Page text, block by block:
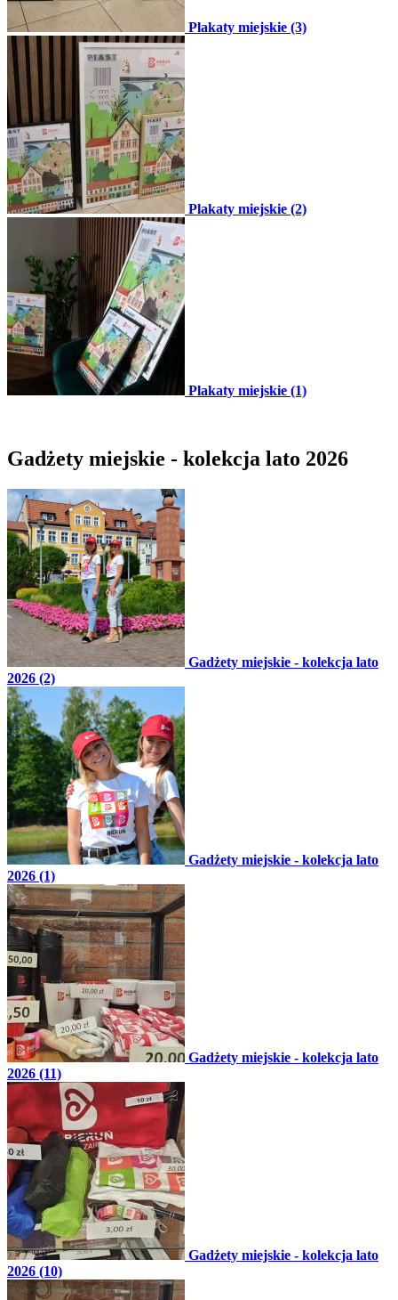
Plakaty miejskie (3)
Plakaty miejskie (2)
Plakaty miejskie (1)
Gadżety miejskie - kolekcja lato 2026
Gadżety miejskie - kolekcja lato
2026 (2)
Gadżety miejskie - kolekcja lato
2026 (1)
Gadżety miejskie - kolekcja lato
2026 (11)
Gadżety miejskie - kolekcja lato
2026 (10)